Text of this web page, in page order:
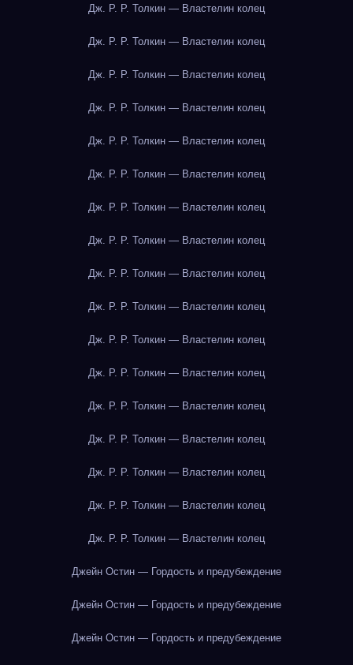
Дж. Р. Р. Толкин — Властелин колец
Дж. Р. Р. Толкин — Властелин колец
Дж. Р. Р. Толкин — Властелин колец
Дж. Р. Р. Толкин — Властелин колец
Дж. Р. Р. Толкин — Властелин колец
Дж. Р. Р. Толкин — Властелин колец
Дж. Р. Р. Толкин — Властелин колец
Дж. Р. Р. Толкин — Властелин колец
Дж. Р. Р. Толкин — Властелин колец
Дж. Р. Р. Толкин — Властелин колец
Дж. Р. Р. Толкин — Властелин колец
Дж. Р. Р. Толкин — Властелин колец
Дж. Р. Р. Толкин — Властелин колец
Дж. Р. Р. Толкин — Властелин колец
Дж. Р. Р. Толкин — Властелин колец
Дж. Р. Р. Толкин — Властелин колец
Дж. Р. Р. Толкин — Властелин колец
Джейн Остин — Гордость и предубеждение
Джейн Остин — Гордость и предубеждение
Джейн Остин — Гордость и предубеждение